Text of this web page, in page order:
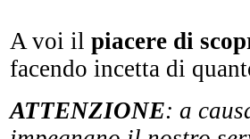
A voi il piacere di
facendo incetta di
ATTENZIONE: a